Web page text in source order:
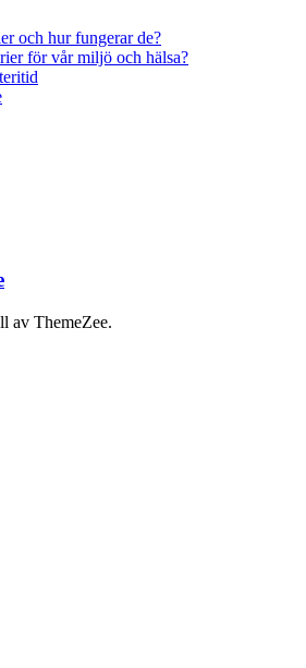
och hur fungerar de?
för vår miljö och hälsa?
av ThemeZee.